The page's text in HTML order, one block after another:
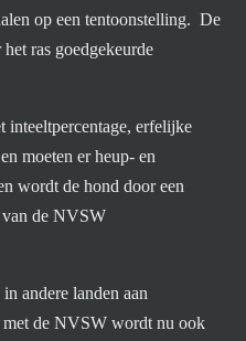
op een tentoonstelling. De
ras goedgekeurde
inteeltpercentage, erfelijke
moeten er heup- en
wordt de hond door een
van de NVSW
andere landen aan
met de NVSW wordt nu ook